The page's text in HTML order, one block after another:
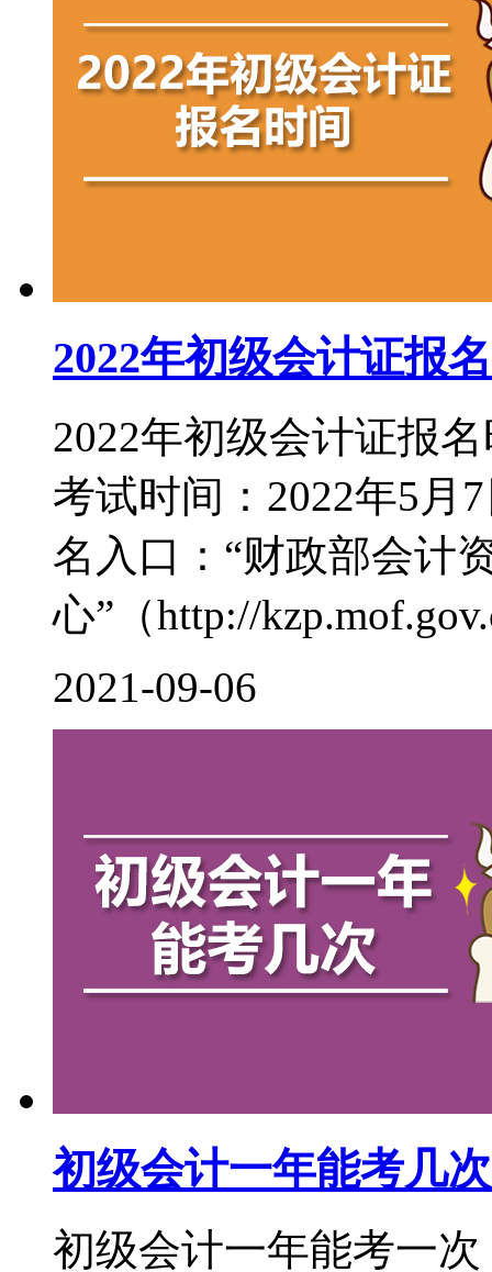
2022年初级会计证报
2022年初级会计证报
考试时间：2022年5月
名入口：“财政部会计
心”（http://
2021-09-06
初级会计一年能考几
初级会计一年能考一